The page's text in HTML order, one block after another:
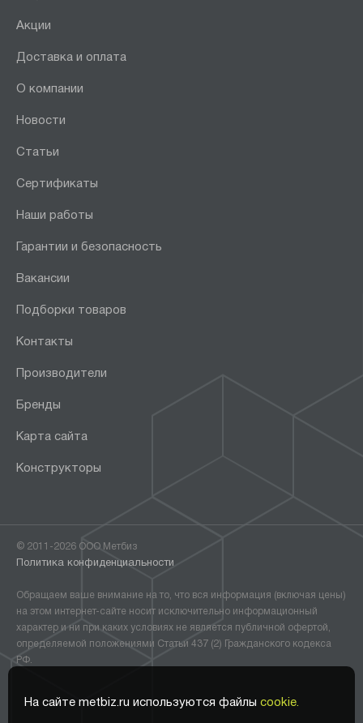
На сайте metbiz.ru используются файлы cookie.
Акции
Доставка и оплата
О компании
Новости
Статьи
Сертификаты
Наши работы
Гарантии и безопасность
Вакансии
Подборки товаров
Контакты
Производители
Бренды
Карта сайта
Конструкторы
© 2011-2026 ООО Метбиз
Политика конфиденциальности
Обращаем ваше внимание на то, что вся информация (включая цены)
на этом интернет-сайте носит исключительно информационный
характер и ни при каких условиях не является публичной офертой,
определяемой положениями Статьи 437 (2) Гражданского кодекса
РФ.